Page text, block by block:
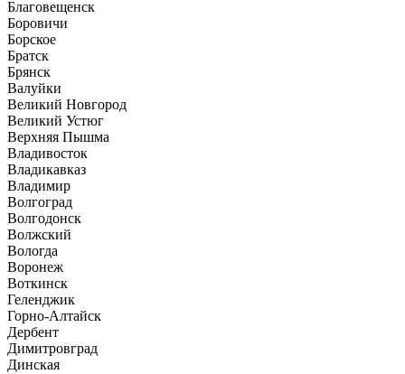
Благовещенск
Боровичи
Борское
Братск
Брянск
Валуйки
Великий Новгород
Великий Устюг
Верхняя Пышма
Владивосток
Владикавказ
Владимир
Волгоград
Волгодонск
Волжский
Вологда
Воронеж
Воткинск
Геленджик
Горно-Алтайск
Дербент
Димитровград
Динская